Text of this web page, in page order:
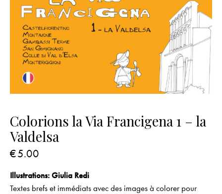
Colorions la Via Francigena 1 – la
Valdelsa
€5.00
Illustrations: Giulia Redi
Textes brefs et immédiats avec des images à colorer pour